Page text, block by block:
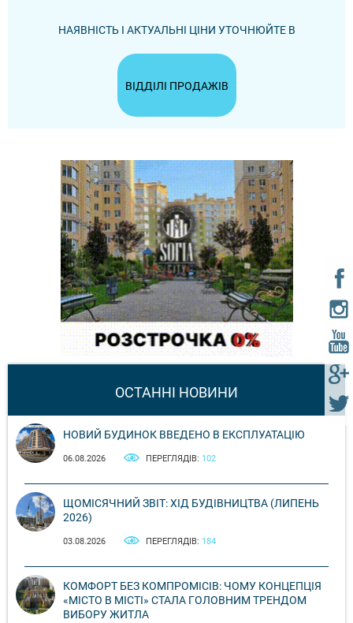
НАЯВНІСТЬ І АКТУАЛЬНІ ЦІНИ УТОЧНЮЙТЕ В
ВІДДІЛІ ПРОДАЖІВ
ОСТАННІ НОВИНИ
НОВИЙ БУДИНОК ВВЕДЕНО В ЕКСПЛУАТАЦІЮ
06.08.2026 ПЕРЕГЛЯДІВ: 102
ЩОМІСЯЧНИЙ ЗВІТ: ХІД БУДІВНИЦТВА (ЛИПЕНЬ
2026)
03.08.2026 ПЕРЕГЛЯДІВ: 184
КОМФОРТ БЕЗ КОМПРОМІСІВ: ЧОМУ КОНЦЕПЦІЯ
«МІСТО В МІСТІ» СТАЛА ГОЛОВНИМ ТРЕНДОМ
ВИБОРУ ЖИТЛА